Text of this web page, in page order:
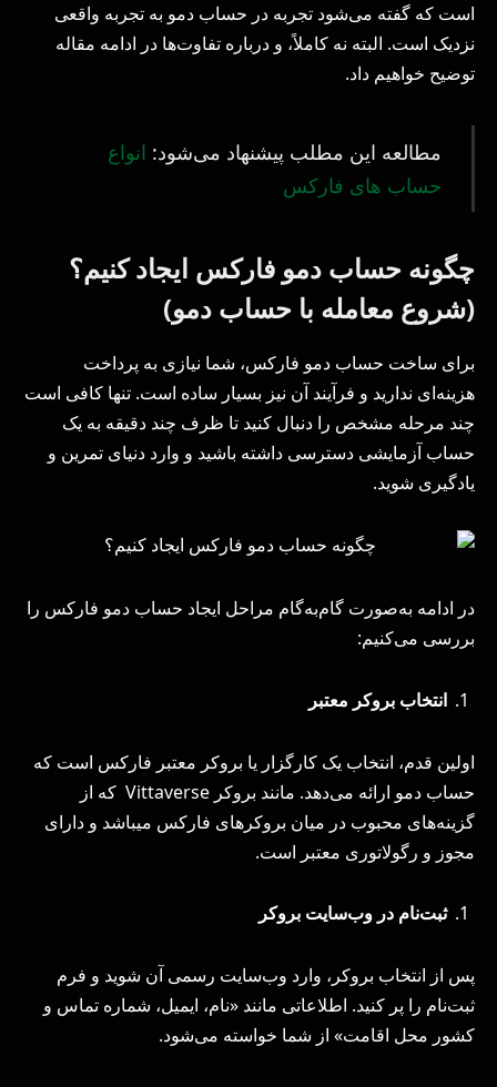
است که گفته می‌شود تجربه در حساب دمو به تجربه واقعی
نزدیک است. البته نه کاملاً، و درباره تفاوت‌ها در ادامه مقاله
توضیح خواهیم داد.
مطالعه این مطلب پیشنهاد می‌شود: انواع
حساب های فارکس
چگونه حساب دمو فارکس ایجاد کنیم؟
(شروع معامله با حساب دمو)
برای ساخت حساب دمو فارکس، شما نیازی به پرداخت
هزینه‌ای ندارید و فرآیند آن نیز بسیار ساده است. تنها کافی است
چند مرحله مشخص را دنبال کنید تا ظرف چند دقیقه به یک
حساب آزمایشی دسترسی داشته باشید و وارد دنیای تمرین و
یادگیری شوید.
در ادامه به‌صورت گام‌به‌گام مراحل ایجاد حساب دمو فارکس را
بررسی می‌کنیم:
انتخاب بروکر معتبر
اولین قدم، انتخاب یک کارگزار یا بروکر معتبر فارکس است که
حساب دمو ارائه می‌دهد. مانند بروکر Vittaverse که از
گزینه‌های محبوب در میان بروکر­های فارکس می­باشد و دارای
مجوز و رگولاتوری معتبر است.
ثبت‌نام در وب‌سایت بروکر
پس از انتخاب بروکر، وارد وب‌سایت رسمی آن شوید و فرم
ثبت‌نام را پر کنید. اطلاعاتی مانند «نام، ایمیل، شماره تماس و
کشور محل اقامت» از شما خواسته می‌شود.